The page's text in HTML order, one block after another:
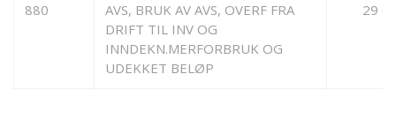
880
AVS, BRUK AV AVS, OVERF FRA
DRIFT TIL INV OG
INNDEKN.MERFORBRUK OG
UDEKKET BELØP
29